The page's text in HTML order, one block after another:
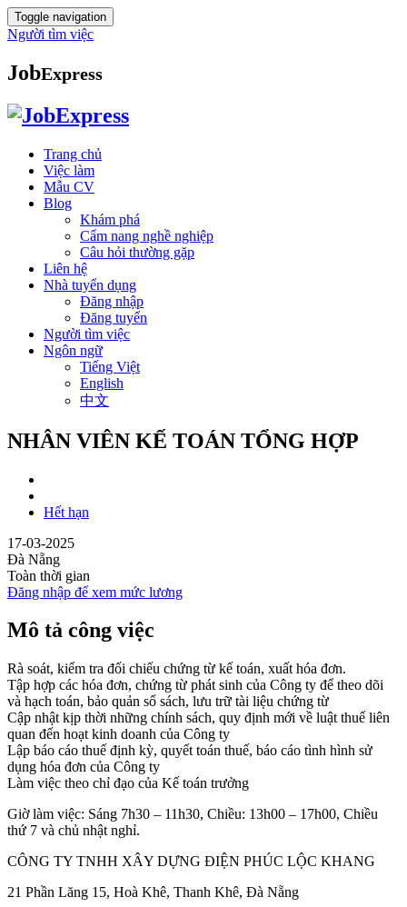
Toggle navigation
Người tìm việc
JobExpress
Trang chủ
Việc làm
Mẫu CV
Blog
Khám phá
Cẩm nang nghề nghiệp
Câu hỏi thường gặp
Liên hệ
Nhà tuyển dụng
Đăng nhập
Đăng tuyển
Người tìm việc
Ngôn ngữ
Tiếng Việt
English
中文
NHÂN VIÊN KẾ TOÁN TỔNG HỢP
Hết hạn
17-03-2025
Đà Nẵng
Toàn thời gian
Đăng nhập để xem mức lương
Mô tả công việc
Rà soát, kiểm tra đối chiếu chứng từ kế toán, xuất hóa đơn.
Tập hợp các hóa đơn, chứng từ phát sinh của Công ty để theo dõi
và hạch toán, bảo quản sổ sách, lưu trữ tài liệu chứng từ
Cập nhật kịp thời những chính sách, quy định mới về luật thuế liên
quan đến hoạt kinh doanh của Công ty
Lập báo cáo thuế định kỳ, quyết toán thuế, báo cáo tình hình sử
dụng hóa đơn của Công ty
Làm việc theo chỉ đạo của Kế toán trưởng
Giờ làm việc: Sáng 7h30 – 11h30, Chiều: 13h00 – 17h00, Chiều
thứ 7 và chủ nhật nghỉ.
CÔNG TY TNHH XÂY DỰNG ĐIỆN PHÚC LỘC KHANG
21 Phần Lăng 15, Hoà Khê, Thanh Khê, Đà Nẵng